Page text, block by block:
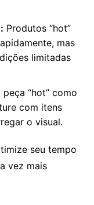
Produtos “hot”
mas
limitadas
peça “hot” como
com itens
o visual.
seu tempo
vez mais